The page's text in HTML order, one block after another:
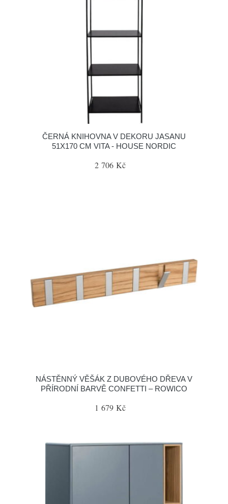
ČERNÁ KNIHOVNA V DEKORU JASANU
51X170 CM VITA - HOUSE NORDIC
2 706 Kč
NÁSTĚNNÝ VĚŠÁK Z DUBOVÉHO DŘEVA V
PŘÍRODNÍ BARVĚ CONFETTI – ROWICO
1 679 Kč